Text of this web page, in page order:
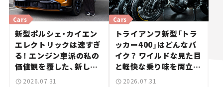
新型ポルシェ・カイエン
エレクトリックは速すぎ
る！ エンジン車派の私の
価値観を覆した、新しい
ポルシェの走り。
Cars
2026.07.31
トライアンフ新型「トラ
ッカー400」はどんなバ
イク？ ワイルドな見た目
と軽快な乗り味を両立し
た400ccフラットトラッ
Cars
2026.07.31